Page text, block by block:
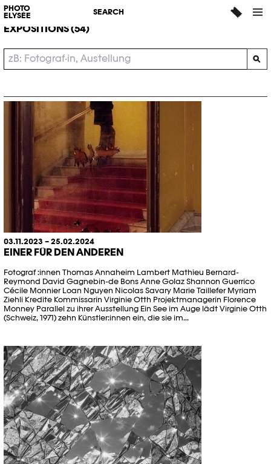
PHOTO
ELYSÉE
SEARCH
SEARCH
EXPOSITIONS (54)
03.11.2023 – 25.02.2024
EINER FÜR DEN ANDEREN
Fotograf :innen Thomas Annaheim Lambert Mathieu Bernard-
Reymond David Gagnebin-de Bons Anne Golaz Shannon Guerrico
Cécile Monnier Loan Nguyen Nicolas Savary Marie Taillefer Myriam
Ziehli Kredite Kommissarin Virginie Otth Projektmanagerin Florence
Monney Parallel zu ihrer Ausstellung Ein See im Auge lädt Virginie Otth
(Schweiz, 1971) zehn Künstler:innen ein, die sie im...